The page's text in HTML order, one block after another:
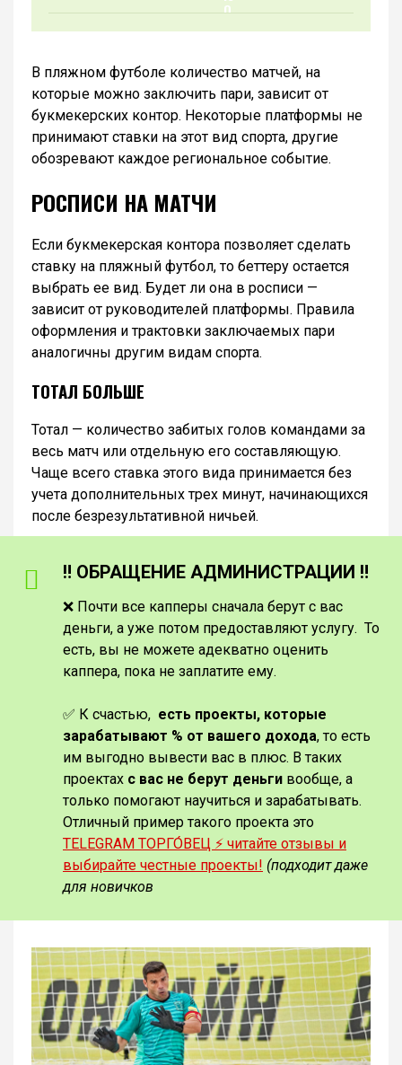
В пляжном футболе количество матчей, на
которые можно заключить пари, зависит от
букмекерских контор. Некоторые платформы не
принимают ставки на этот вид спорта, другие
обозревают каждое региональное событие.
РОСПИСИ НА МАТЧИ
Если букмекерская контора позволяет сделать
ставку на пляжный футбол, то беттеру остается
выбрать ее вид. Будет ли она в росписи —
зависит от руководителей платформы. Правила
оформления и трактовки заключаемых пари
аналогичны другим видам спорта.
ТОТАЛ БОЛЬШЕ
Тотал — количество забитых голов командами за
весь матч или отдельную его составляющую.
Чаще всего ставка этого вида принимается без
учета дополнительных трех минут, начинающихся
после безрезультативной ничьей.
‼️ ОБРАЩЕНИЕ АДМИНИСТРАЦИИ ‼️
❌ Почти все капперы сначала берут с вас
деньги, а уже потом предоставляют услугу. То
есть, вы не можете адекватно оценить
каппера, пока не заплатите ему.
✅ К счастью, есть проекты, которые
зарабатывают % от вашего дохода, то есть
им выгодно вывести вас в плюс. В таких
проектах с вас не берут деньги вообще, а
только помогают научиться и зарабатывать.
Отличный пример такого проекта это
TELEGRAM ТОРГО́ВЕЦ ⚡️ читайте отзывы и
выбирайте честные проекты! (подходит даже
для новичков